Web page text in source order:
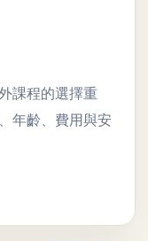
課程的選擇重
年齡、費用與安